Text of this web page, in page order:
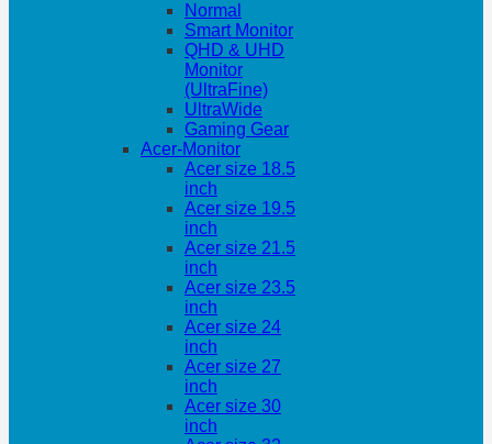
Normal
Smart Monitor
QHD & UHD
Monitor
(UltraFine)
UltraWide
Gaming Gear
Acer-Monitor
Acer size 18.5
inch
Acer size 19.5
inch
Acer size 21.5
inch
Acer size 23.5
inch
Acer size 24
inch
Acer size 27
inch
Acer size 30
inch